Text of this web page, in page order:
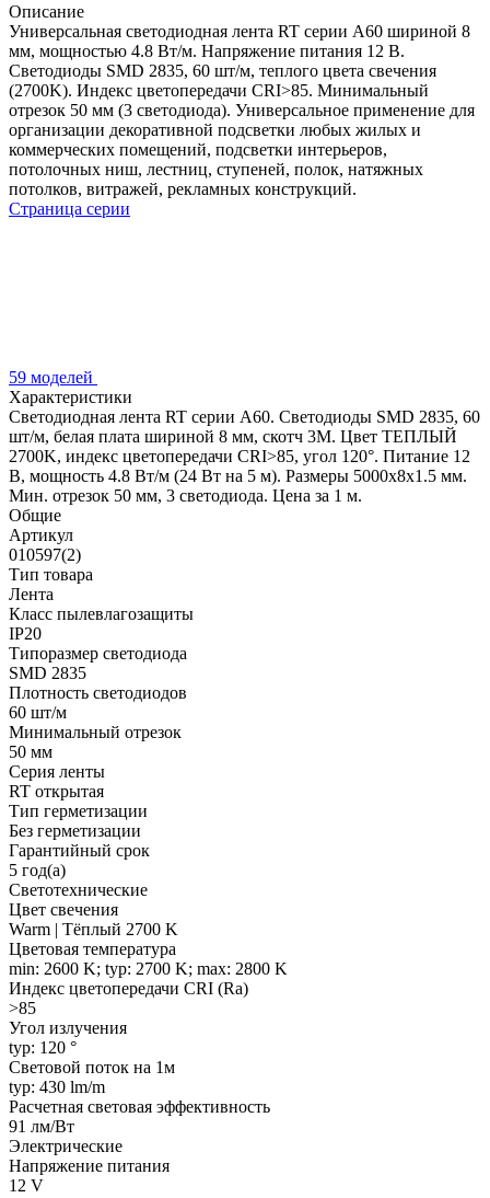
Описание
Универсальная светодиодная лента RT серии A60 шириной 8
мм, мощностью 4.8 Вт/м. Напряжение питания 12 В.
Светодиоды SMD 2835, 60 шт/м, теплого цвета свечения
(2700K). Индекс цветопередачи CRI>85. Минимальный
отрезок 50 мм (3 светодиода). Универсальное применение для
организации декоративной подсветки любых жилых и
коммерческих помещений, подсветки интерьеров,
потолочных ниш, лестниц, ступеней, полок, натяжных
потолков, витражей, рекламных конструкций.
Страница серии
59 моделей
Характеристики
Светодиодная лента RT серии A60. Светодиоды SMD 2835, 60
шт/м, белая плата шириной 8 мм, скотч 3M. Цвет ТЕПЛЫЙ
2700K, индекс цветопередачи CRI>85, угол 120°. Питание 12
В, мощность 4.8 Вт/м (24 Вт на 5 м). Размеры 5000x8x1.5 мм.
Мин. отрезок 50 мм, 3 светодиода. Цена за 1 м.
Общие
Артикул
010597(2)
Тип товара
Лента
Класс пылевлагозащиты
IP20
Типоразмер светодиода
SMD 2835
Плотность светодиодов
60 шт/м
Минимальный отрезок
50 мм
Серия ленты
RT открытая
Тип герметизации
Без герметизации
Гарантийный срок
5 год(а)
Светотехнические
Цвет свечения
Warm | Тёплый 2700 K
Цветовая температура
min: 2600 K; typ: 2700 K; max: 2800 K
Индекс цветопередачи CRI (Ra)
>85
Угол излучения
typ: 120 °
Световой поток на 1м
typ: 430 lm/m
Расчетная световая эффективность
91 лм/Вт
Электрические
Напряжение питания
12 V